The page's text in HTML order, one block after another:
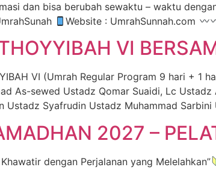
dan bisa berubah sewaktu – waktu
Website : UmrahSunnah.com
VI
VI (Umrah Regular Program 9 hari + 1
As-sewed Ustadz Qomar Suaidi, Lc
Ustadz Syafrudin Ustadz Muhammad
2027 –
dengan Perjalanan yang Melelahkan”